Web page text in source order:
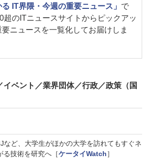
る IT界隈・今週の重要ニュース」 で
超のITニュースサイトからピックアッ
ニュースを一覧化してお届けしま
イベント／業界団体／行政／政策（国
など、大学生がほかの大学を訪れてもすぐネ
る技術を研究へ［ケータイWatch］